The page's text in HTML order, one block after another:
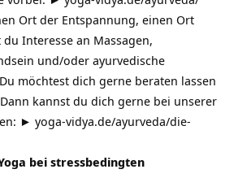
Ort der Entspannung, einen Ort
Interesse an Massagen,
und/oder ayurvedische
möchtest dich gerne beraten lassen
kannst du dich gerne bei unserer
► yoga-vidya.de/ayurveda/die-
bei stressbedingten